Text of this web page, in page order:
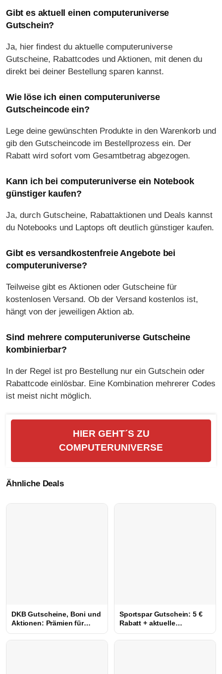
Gibt es aktuell einen computeruniverse
Gutschein?
Ja, hier findest du aktuelle computeruniverse
Gutscheine, Rabattcodes und Aktionen, mit denen du
direkt bei deiner Bestellung sparen kannst.
Wie löse ich einen computeruniverse
Gutscheincode ein?
Lege deine gewünschten Produkte in den Warenkorb und
gib den Gutscheincode im Bestellprozess ein. Der
Rabatt wird sofort vom Gesamtbetrag abgezogen.
Kann ich bei computeruniverse ein Notebook
günstiger kaufen?
Ja, durch Gutscheine, Rabattaktionen und Deals kannst
du Notebooks und Laptops oft deutlich günstiger kaufen.
Gibt es versandkostenfreie Angebote bei
computeruniverse?
Teilweise gibt es Aktionen oder Gutscheine für
kostenlosen Versand. Ob der Versand kostenlos ist,
hängt von der jeweiligen Aktion ab.
Sind mehrere computeruniverse Gutscheine
kombinierbar?
In der Regel ist pro Bestellung nur ein Gutschein oder
Rabattcode einlösbar. Eine Kombination mehrerer Codes
ist meist nicht möglich.
HIER GEHT´S ZU
COMPUTERUNIVERSE
Ähnliche Deals
DKB Gutscheine, Boni und
Aktionen: Prämien für
Girokonto, Kreditkarte und
Tagesgeld sichern
Sportspar Gutschein: 5 €
Rabatt + aktuelle
Rabattcode